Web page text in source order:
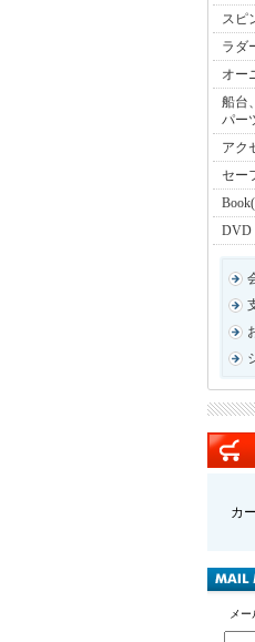
スピ
ラダ
オー
船台
パー
アク
セー
DVD
カ
メ